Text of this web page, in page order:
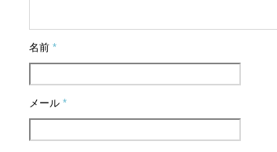
名前 *
メール *